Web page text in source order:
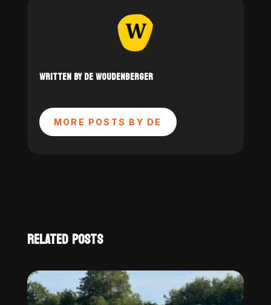
WRITTEN BY DE WOUDENBERGER
MORE POSTS BY DE
RELATED POSTS